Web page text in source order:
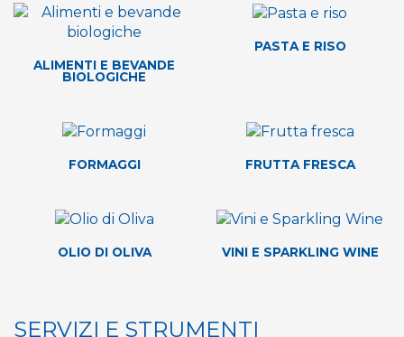
ALIMENTI E BEVANDE
BIOLOGICHE
PASTA E RISO
FORMAGGI FRUTTA FRESCA
OLIO DI OLIVA VINI E SPARKLING WINE
SERVIZI E STRUMENTI